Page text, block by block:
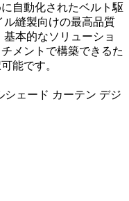
自動化されたベルト駆
縫製向けの最高品質
本的なソリューショ
メントで構築できるた
能です。
シェード カーテン デジ